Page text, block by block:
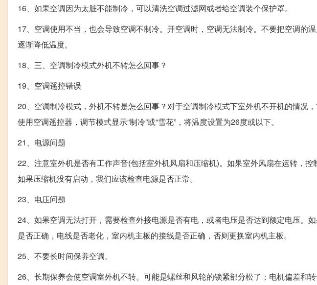
16、如果空调因为太脏不能制冷，可以清洗空调过滤网或者给空调装个保护罩。
17、空调使用不当，也会导致空调不制冷。开空调时，空调无法制冷。不要把空调的
逐渐降低温度。
18、三、空调制冷模式外机不转怎么回事？
19、空调遥控错误
20、空调制冷模式，外机不转是怎么回事？对于空调制冷模式下室外机不开机的情况
使用空调遥控器，调节模式显示“制冷”或“雪花”，将温度设置为26度或以下。
21、电源问题
22、注意室外机是否有工作声音(包括室外机风扇和压缩机)。如果室外风扇在运转，控
如果压缩机没有启动，我们应该检查电源是否正常。
23、电压问题
24、如果空调无法打开，需要检查外接电源是否有电，或者电压是否达到额定电压。
是否正确，电线是否老化，室内机主板的接线是否正确，否则更换室内机主板。
25、不要长时间保养空调。
26、长期保养会使空调室外机不转。可能是螺丝和风轮的锁紧部分松了；电机偏差和